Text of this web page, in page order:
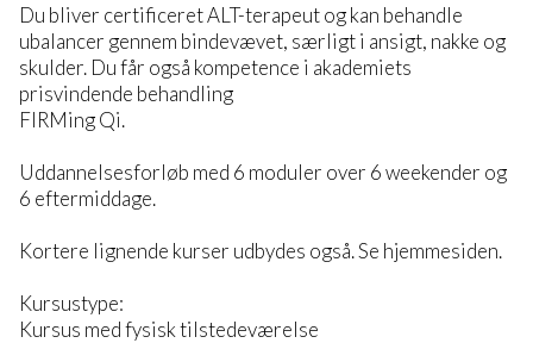
Du bliver certificeret ALT-terapeut og kan behandle
ubalancer gennem bindevævet, særligt i ansigt, nakke og
skulder. Du får også kompetence i akademiets
prisvindende behandling
FIRMing Qi.
Uddannelsesforløb med 6 moduler over 6 weekender og
6 eftermiddage.
Kortere lignende kurser udbydes også. Se hjemmesiden.
Kursustype:
Kursus med fysisk tilstedeværelse